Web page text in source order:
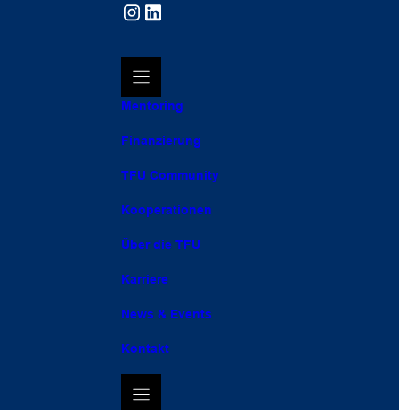
Mentoring
Finanzierung
TFU Community
Kooperationen
Über die TFU
Karriere
News & Events
Kontakt